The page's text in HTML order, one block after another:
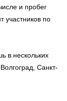
и пробег
участников по
в нескольких
Санкт-